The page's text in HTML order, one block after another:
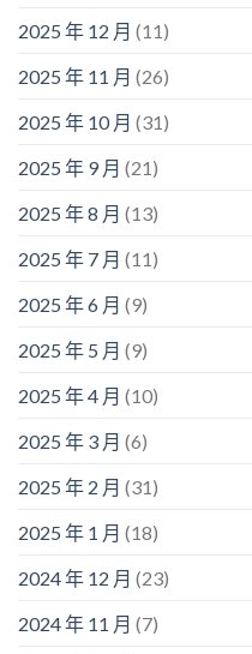
2025 年 12 月 (11)
2025 年 11 月 (26)
2025 年 10 月 (31)
2025 年 9 月 (21)
2025 年 8 月 (13)
2025 年 7 月 (11)
2025 年 6 月 (9)
2025 年 5 月 (9)
2025 年 4 月 (10)
2025 年 3 月 (6)
2025 年 2 月 (31)
2025 年 1 月 (18)
2024 年 12 月 (23)
2024 年 11 月 (7)